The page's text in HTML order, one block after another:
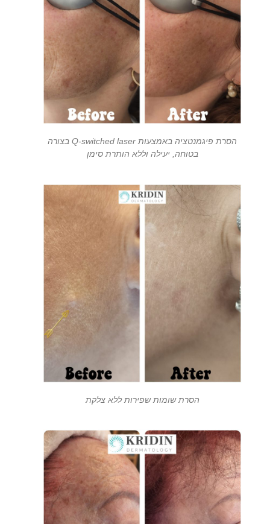
הסרת פיגמנטציה באמצעות Q-switched laser בצורה
בטוחה, יעילה וללא הותרת סימן
הסרת שומות שפירות ללא צלקת